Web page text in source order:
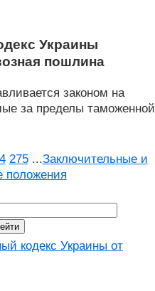
Украины
пошлина
законом на
за пределы таможенной
275 ...Заключительные и
положения
кодекс Украины от